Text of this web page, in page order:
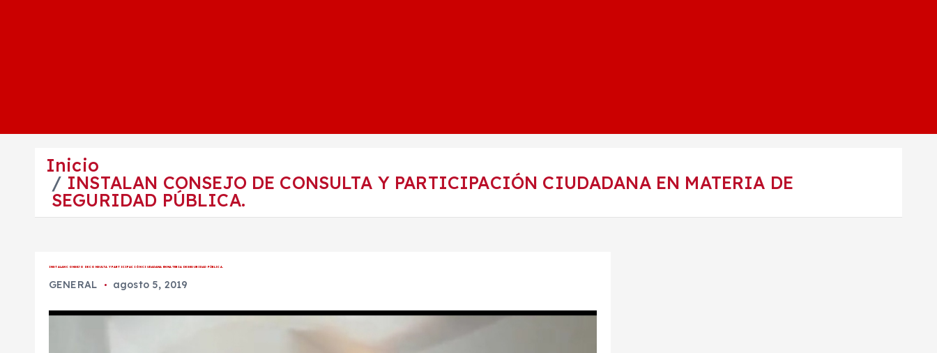
Inicio
INSTALAN CONSEJO DE CONSULTA Y PARTICIPACIÓN CIUDADANA EN MATERIA DE
SEGURIDAD PÚBLICA.
INSTALAN CONSEJO DE CONSULTA Y PARTICIPACIÓN CIUDADANA EN MATERIA DE SEGURIDAD PÚBLICA.
GENERAL agosto 5, 2019